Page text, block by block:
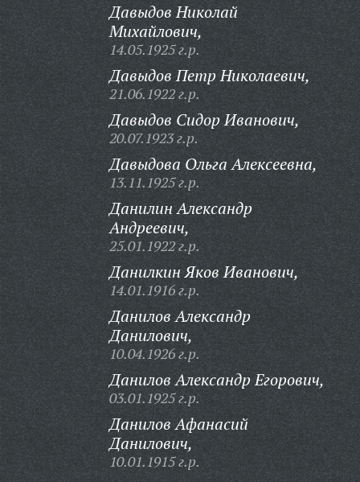
Давыдов Николай
Михайлович,
14.05.1925 г.р.
Давыдов Петр Николаевич,
21.06.1922 г.р.
Давыдов Сидор Иванович,
20.07.1923 г.р.
Давыдова Ольга Алексеевна,
13.11.1925 г.р.
Данилин Александр
Андреевич,
25.01.1922 г.р.
Данилкин Яков Иванович,
14.01.1916 г.р.
Данилов Александр
Данилович,
10.04.1926 г.р.
Данилов Александр Егорович,
03.01.1925 г.р.
Данилов Афанасий
Данилович,
10.01.1915 г.р.